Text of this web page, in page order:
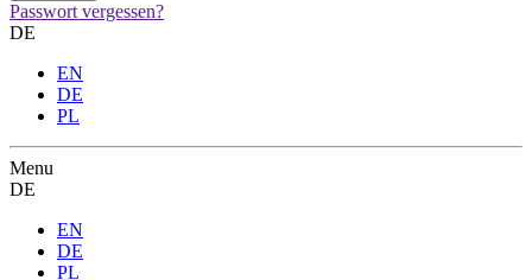
Passwort vergessen?
DE
EN
DE
PL
Menu
DE
EN
DE
PL